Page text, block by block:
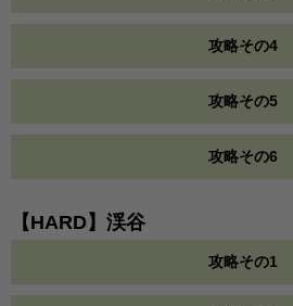
攻略その4
攻略その5
攻略その6
【HARD】渓谷
攻略その1